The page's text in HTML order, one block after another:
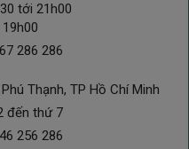
tới 21h00
286 286
Thạnh, TP Hồ Chí Minh
đến thứ 7
256 286